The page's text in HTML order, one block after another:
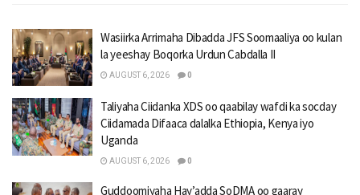
Wasiirka Arrimaha Dibadda JFS Soomaaliya oo kulan
la yeeshay Boqorka Urdun Cabdalla II
AUGUST 6, 2026 0
Taliyaha Ciidanka XDS oo qaabilay wafdi ka socday
Ciidamada Difaaca dalalka Ethiopia, Kenya iyo
Uganda
AUGUST 6, 2026 0
Guddoomiyaha Hay’adda SoDMA oo gaaray